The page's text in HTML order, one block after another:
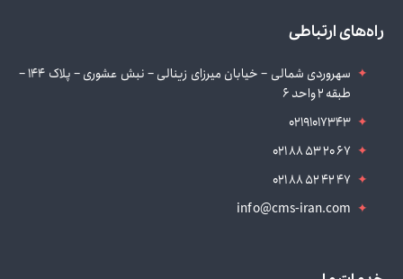
راه‌های ارتباطی
سهروردی شمالی – خیابان میرزای زینالی – نبش عشوری – پلاک 144 –
طبقه 2 واحد 6
02191017343
021 88 53 20 67
021 88 52 42 47
info@cms-iran.com